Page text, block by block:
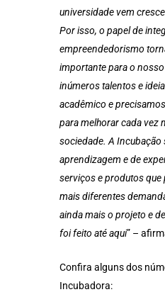
universidade vem
Por isso, o papel de
empreendedorismo
importante para o
inúmeros talentos e
acadêmico e
para melhorar cada vez
sociedade. A
aprendizagem e de
serviços e produtos que
mais diferentes
ainda mais o projeto e
foi feito até aqui” –
Confira alguns dos
Incubadora: